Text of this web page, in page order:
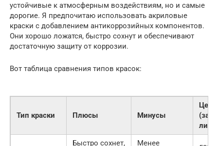
устойчивые к атмосферным воздействиям, но и самые
дорогие. Я предпочитаю использовать акриловые
краски с добавлением антикоррозийных компонентов.
Они хорошо ложатся, быстро сохнут и обеспечивают
достаточную защиту от коррозии.
Вот таблица сравнения типов красок:
Тип краски Плюсы Минусы
Цена
(за
литр)
Быстро сохнет,
Менее